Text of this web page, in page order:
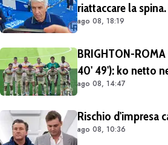
riattaccare la
rivedremo in
ago 08, 18:19
BRIGHTON-
40' 49'): ko netto
tour britannico
ago 08, 14:47
Rischio d'impresa
ago 08, 10:36